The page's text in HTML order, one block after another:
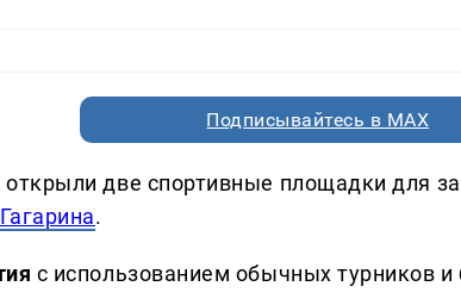
Подписывайтесь в MAX
открыли две спортивные площадки для
.
с использованием обычных турников